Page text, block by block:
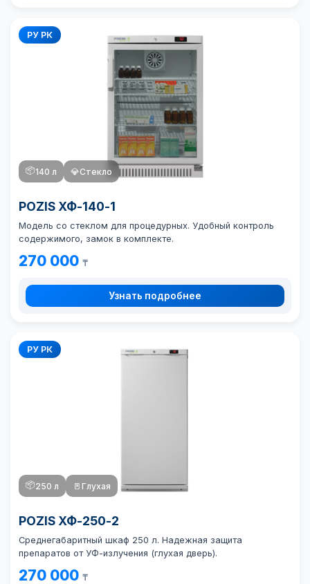
РУ РК
📦140 л 💎Стекло
POZIS ХФ-140-1
Модель со стеклом для процедурных. Удобный контроль
содержимого, замок в комплекте.
270 000 ₸
Узнать подробнее
РУ РК
📦250 л 🚪 Глухая
POZIS ХФ-250-2
Среднегабаритный шкаф 250 л. Надежная защита
препаратов от УФ-излучения (глухая дверь).
270 000 ₸